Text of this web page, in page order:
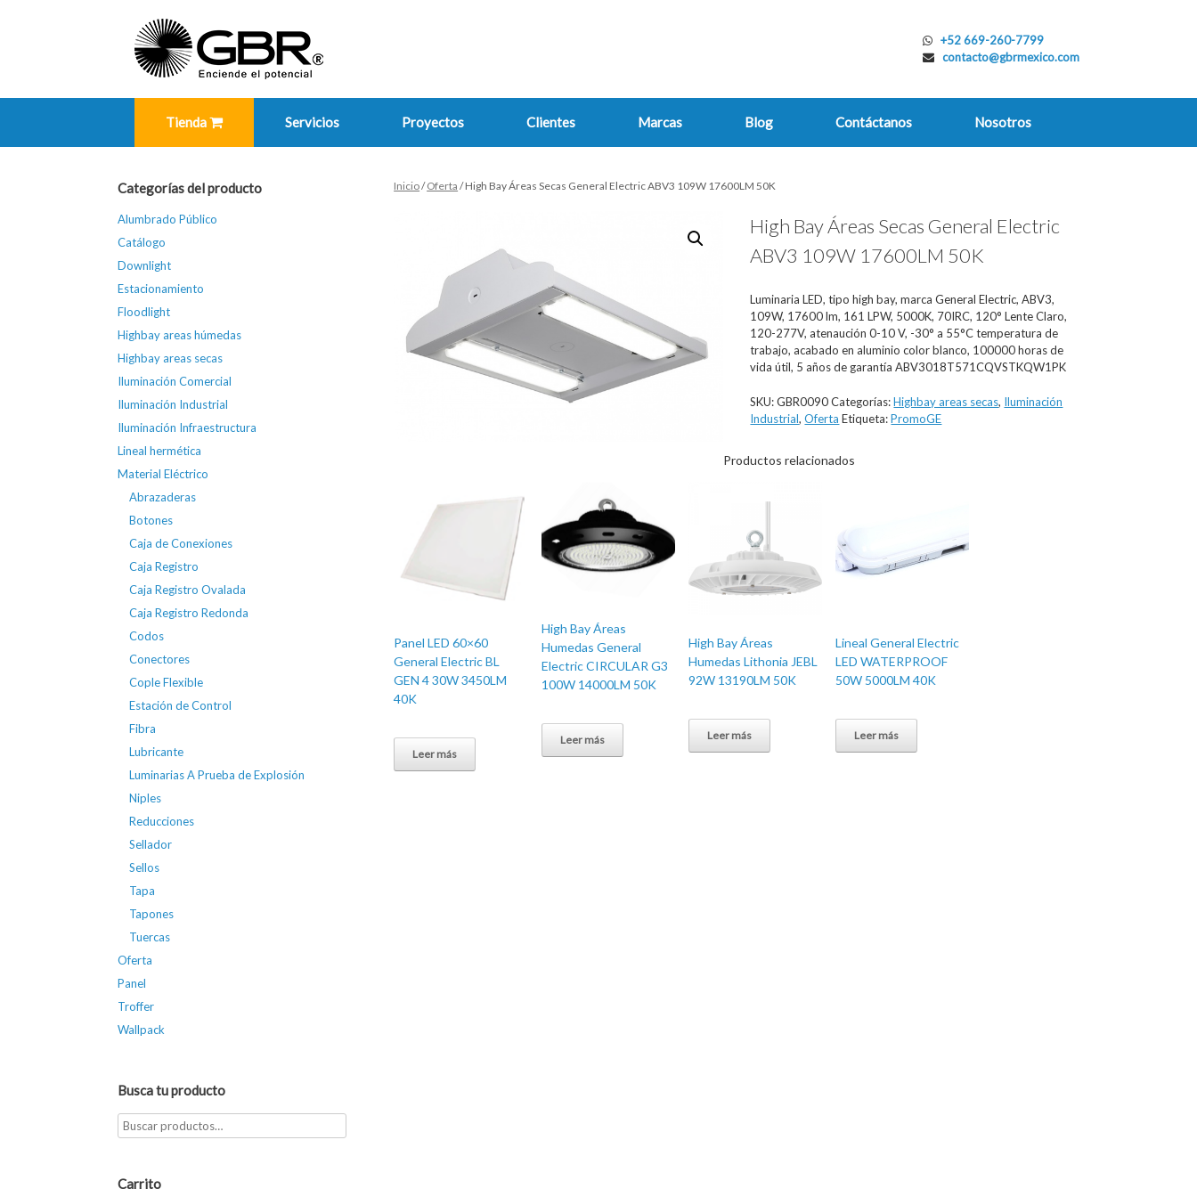
+52 669-260-7799
contacto@gbrmexico.com
Tienda Servicios Proyectos Clientes Marcas Blog Contáctanos Nosotros
Inicio/Oferta / High Bay Áreas Secas General Electric ABV3 109W 17600LM 50K
High Bay Áreas Secas General Electric
ABV3 109W 17600LM 50K
Luminaria LED, tipo high bay, marca General Electric, ABV3,
109W, 17600 lm, 161 LPW, 5000K, 70IRC, 120° Lente Claro,
120-277V, atenaución 0-10 V, -30° a 55°C temperatura de
trabajo, acabado en aluminio color blanco, 100000 horas de
vida útil, 5 años de garantía ABV3018T571CQVSTKQW1PK
SKU:GBR0090 Categorías:Highbay areas secas, Iluminación
Industrial,Oferta Etiqueta:PromoGE
Productos relacionados
Panel LED 60×60
General Electric BL
GEN 4 30W 3450LM
40K
Leer más
High Bay Áreas
Humedas General
Electric CIRCULAR G3
100W 14000LM 50K
Leer más
High Bay Áreas
Humedas Lithonia JEBL
92W 13190LM 50K
Leer más
Lineal General Electric
LED WATERPROOF
50W 5000LM 40K
Leer más
Categorías del producto
Alumbrado Público
Catálogo
Downlight
Estacionamiento
Floodlight
Highbay areas húmedas
Highbay areas secas
Iluminación Comercial
Iluminación Industrial
Iluminación Infraestructura
Lineal hermética
Material Eléctrico
Abrazaderas
Botones
Caja de Conexiones
Caja Registro
Caja Registro Ovalada
Caja Registro Redonda
Codos
Conectores
Cople Flexible
Estación de Control
Fibra
Lubricante
Luminarias A Prueba de Explosión
Niples
Reducciones
Sellador
Sellos
Tapa
Tapones
Tuercas
Oferta
Panel
Troffer
Wallpack
Busca tu producto
Carrito